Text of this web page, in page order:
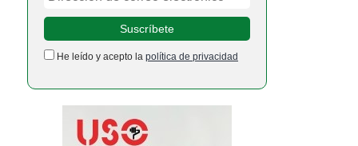
He leído y acepto la política de privacidad